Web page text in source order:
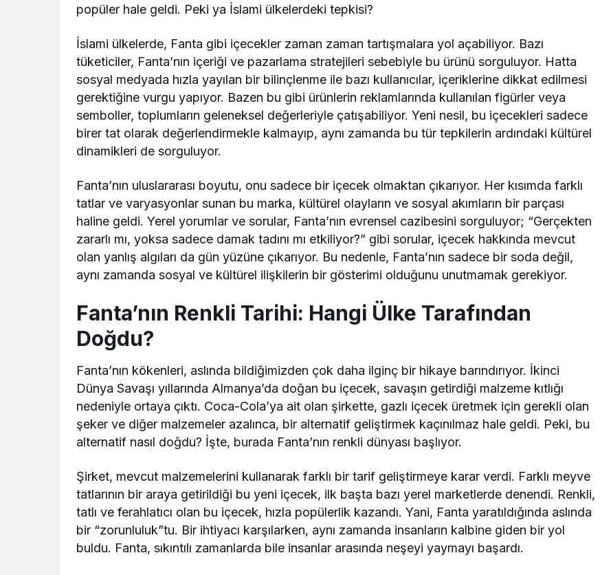
popüler hale geldi. Peki ya İslami ülkelerdeki tepkisi?
İslami ülkelerde, Fanta gibi içecekler zaman zaman tartışmalara yol açabiliyor. Bazı
tüketiciler, Fanta’nın içeriği ve pazarlama stratejileri sebebiyle bu ürünü sorguluyor. Hatta
sosyal medyada hızla yayılan bir bilinçlenme ile bazı kullanıcılar, içeriklerine dikkat edilmesi
gerektiğine vurgu yapıyor. Bazen bu gibi ürünlerin reklamlarında kullanılan figürler veya
semboller, toplumların geleneksel değerleriyle çatışabiliyor. Yeni nesil, bu içecekleri sadece
birer tat olarak değerlendirmekle kalmayıp, aynı zamanda bu tür tepkilerin ardındaki kültürel
dinamikleri de sorguluyor.
Fanta’nın uluslararası boyutu, onu sadece bir içecek olmaktan çıkarıyor. Her kısımda farklı
tatlar ve varyasyonlar sunan bu marka, kültürel olayların ve sosyal akımların bir parçası
haline geldi. Yerel yorumlar ve sorular, Fanta’nın evrensel cazibesini sorguluyor; “Gerçekten
zararlı mı, yoksa sadece damak tadını mı etkiliyor?” gibi sorular, içecek hakkında mevcut
olan yanlış algıları da gün yüzüne çıkarıyor. Bu nedenle, Fanta’nın sadece bir soda değil,
aynı zamanda sosyal ve kültürel ilişkilerin bir gösterimi olduğunu unutmamak gerekiyor.
Fanta’nın Renkli Tarihi: Hangi Ülke Tarafından
Doğdu?
Fanta’nın kökenleri, aslında bildiğimizden çok daha ilginç bir hikaye barındırıyor. İkinci
Dünya Savaşı yıllarında Almanya’da doğan bu içecek, savaşın getirdiği malzeme kıtlığı
nedeniyle ortaya çıktı. Coca-Cola’ya ait olan şirkette, gazlı içecek üretmek için gerekli olan
şeker ve diğer malzemeler azalınca, bir alternatif geliştirmek kaçınılmaz hale geldi. Peki, bu
alternatif nasıl doğdu? İşte, burada Fanta’nın renkli dünyası başlıyor.
Şirket, mevcut malzemelerini kullanarak farklı bir tarif geliştirmeye karar verdi. Farklı meyve
tatlarının bir araya getirildiği bu yeni içecek, ilk başta bazı yerel marketlerde denendi. Renkli,
tatlı ve ferahlatıcı olan bu içecek, hızla popülerlik kazandı. Yani, Fanta yaratıldığında aslında
bir “zorunluluk”tu. Bir ihtiyacı karşılarken, aynı zamanda insanların kalbine giden bir yol
buldu. Fanta, sıkıntılı zamanlarda bile insanlar arasında neşeyi yaymayı başardı.